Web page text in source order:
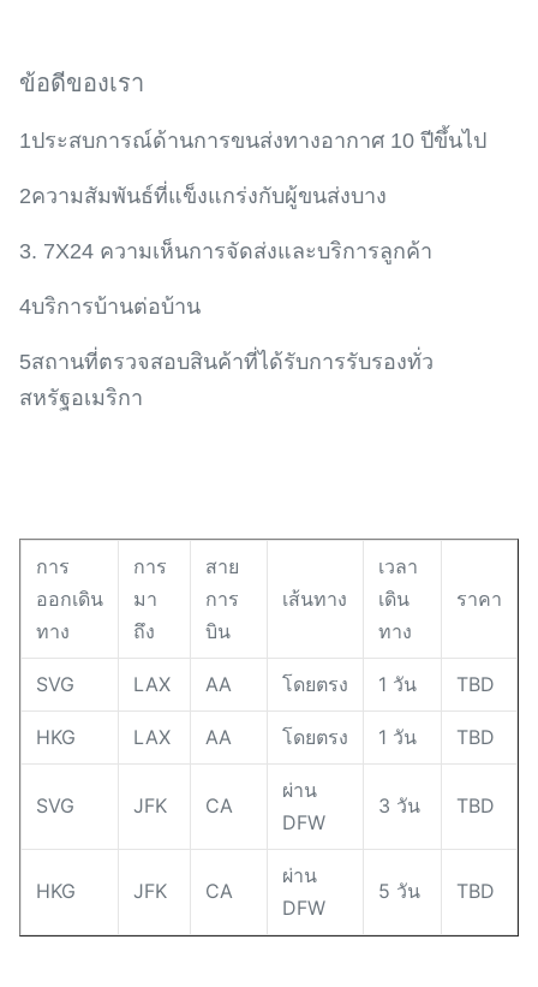
ข้อดีของเรา
1ประสบการณ์ด้านการขนส่งทางอากาศ 10 ปีขึ้นไป
2ความสัมพันธ์ที่แข็งแกร่งกับผู้ขนส่งบาง
3. 7X24 ความเห็นการจัดส่งและบริการลูกค้า
4บริการบ้านต่อบ้าน
5สถานที่ตรวจสอบสินค้าที่ได้รับการรับรองทั่ว
สหรัฐอเมริกา
การ
ออกเดิน
ทาง
การ
มา
ถึง
สาย
การ
บิน
เส้นทาง
เวลา
เดิน
ทาง
ราคา
SVG LAX AA โดยตรง 1 วัน TBD
HKG LAX AA โดยตรง 1 วัน TBD
SVG JFK CA
ผ่าน
DFW
3 วัน TBD
HKG JFK CA
ผ่าน
DFW
5 วัน TBD